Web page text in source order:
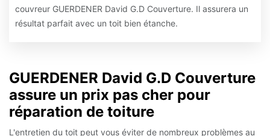
couvreur GUERDENER David G.D Couverture. Il assurera un
résultat parfait avec un toit bien étanche.
GUERDENER David G.D Couverture
assure un prix pas cher pour
réparation de toiture
L'entretien du toit peut vous éviter de nombreux problèmes au